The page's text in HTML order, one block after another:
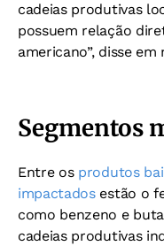
cadeias produtivas
possuem relação
americano”, disse em
Segmentos
Entre os produtos
impactados estão o
como benzeno e
cadeias produtivas